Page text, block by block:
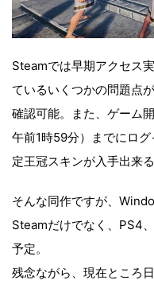
Steamでは早期アクセス
ているいくつかの問題点
確認可能。また、ゲーム
午前1時59分）までにロ
定王冠スキンが入手出来
そんな同作ですが、
Steamだけでなく、PS4
予定。
残念ながら、現在ところ